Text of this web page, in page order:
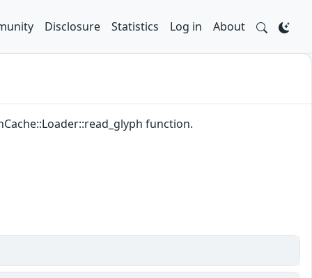
Disclosure Statistics Log in About
function.